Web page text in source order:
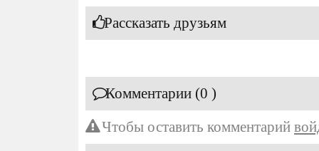
Рассказать друзьям
Комментарии (0 )
Чтобы оставить комментарий